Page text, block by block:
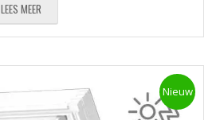
LEES MEER
Nieuw